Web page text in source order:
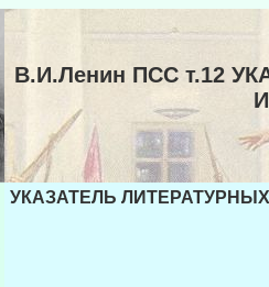
В.И.Ленин ПСС т.12
УКАЗАТЕЛЬ